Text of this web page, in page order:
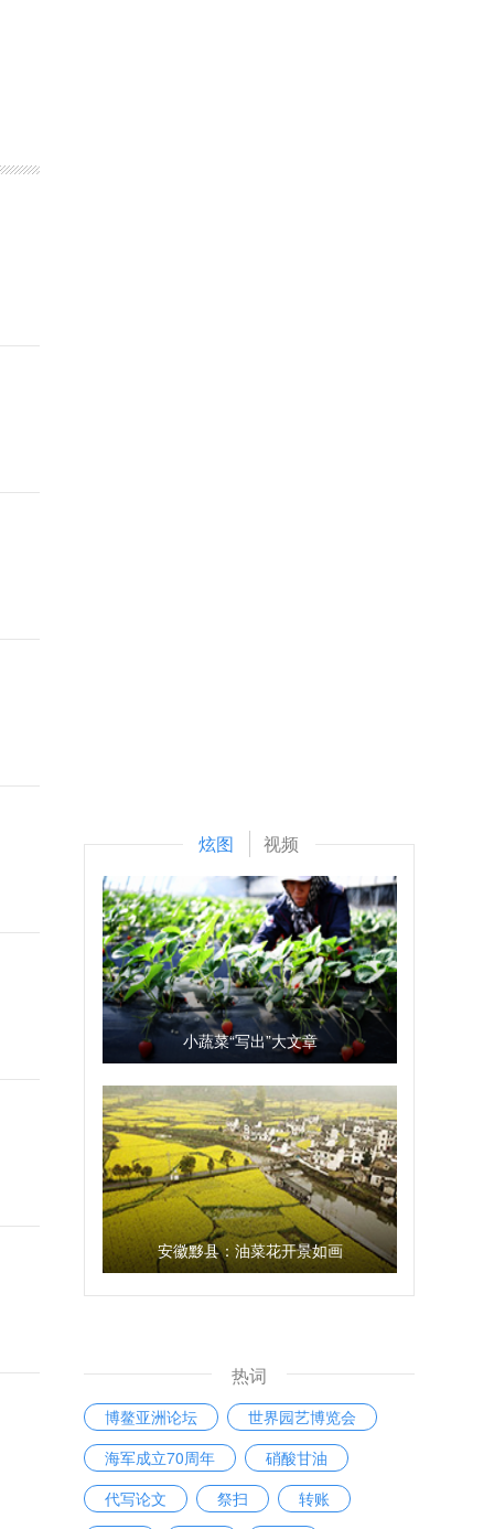
炫图 视频
小蔬菜“写出”大文章
安徽黟县：油菜花开景如画
热词
博鳌亚洲论坛
世界园艺博览会
海军成立70周年
硝酸甘油
代写论文
祭扫
转账